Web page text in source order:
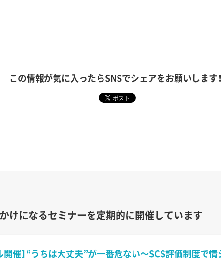
この情報が気に入ったらSNSでシェアをお願いします！
けになるセミナーを定期的に開催しています
開催】“うちは大丈夫”が一番危ない〜SCS評価制度で